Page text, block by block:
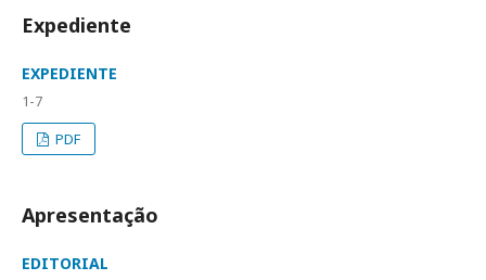
Expediente
EXPEDIENTE
1-7
PDF
Apresentação
EDITORIAL